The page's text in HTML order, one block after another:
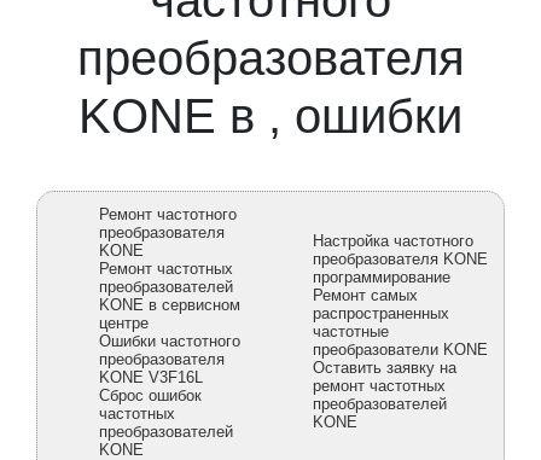
преобразователя
KONE в , ошибки
Ремонт частотного
преобразователя
KONE
Ремонт частотных
преобразователей
KONE в сервисном
центре
Ошибки частотного
преобразователя
KONE V3F16L
Сброс ошибок
частотных
преобразователей
KONE
Настройка частотного
преобразователя KONE
программирование
Ремонт самых
распространенных
частотные
преобразователи KONE
Оставить заявку на
ремонт частотных
преобразователей
KONE